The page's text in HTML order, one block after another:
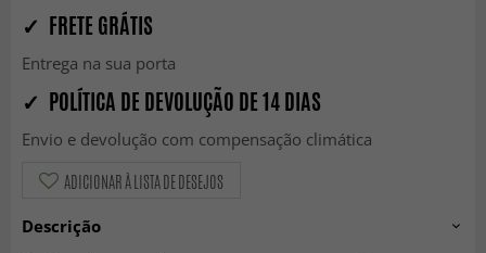
✓ FRETE GRÁTIS
Entrega na sua porta
✓ POLÍTICA DE DEVOLUÇÃO DE 14 DIAS
Envio e devolução com compensação climática
ADICIONAR À LISTA DE DESEJOS
Descrição